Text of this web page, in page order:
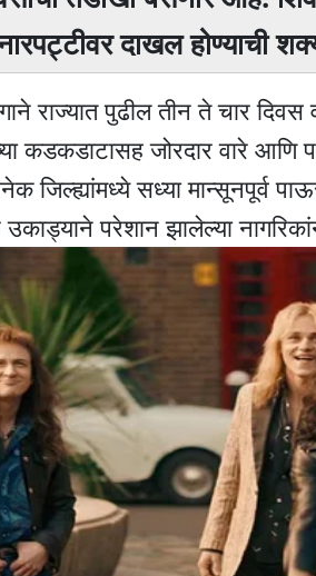
दाखल होण्याची
राज्यात पुढील तीन ते चार
कडकडाटासह जोरदार वारे आणि
जिल्ह्यांमध्ये सध्या
परेशान झालेल्या